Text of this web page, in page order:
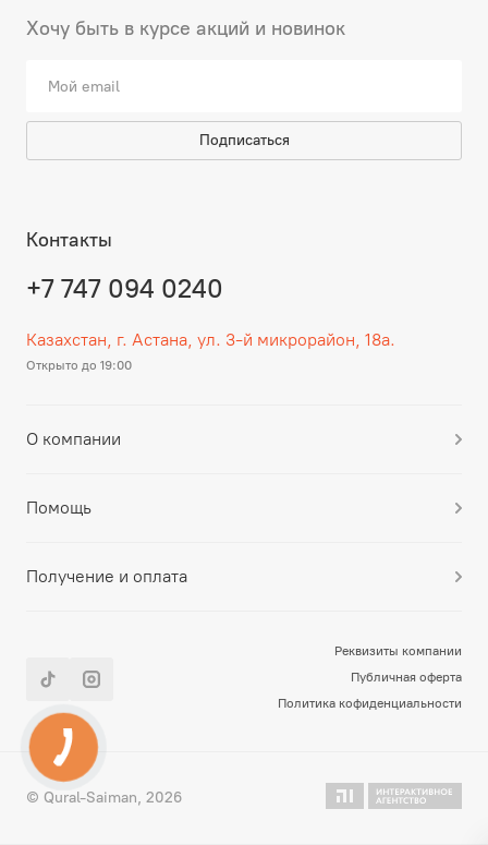
Хочу быть в курсе акций и новинок
Подписаться
Контакты
+7 747 094 0240
Казахстан, г. Астана, ул. 3-й микрорайон, 18а.
Открыто до 19:00
О компании
Помощь
Получение и оплата
Реквизиты компании
Публичная оферта
Политика кофиденциальности
© Qural-Saiman, 2026